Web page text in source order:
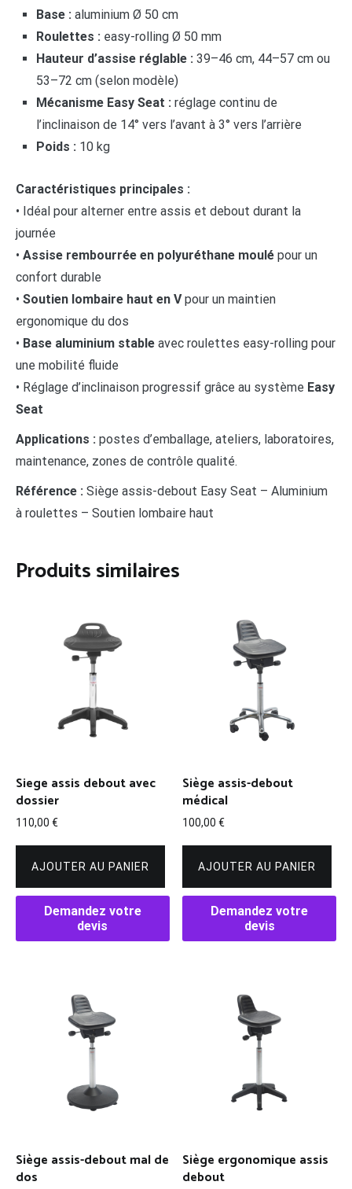
Base : aluminium Ø 50 cm
Roulettes : easy-rolling Ø 50 mm
Hauteur d’assise réglable : 39–46 cm, 44–57 cm ou
53–72 cm (selon modèle)
Mécanisme Easy Seat : réglage continu de
l’inclinaison de 14° vers l’avant à 3° vers l’arrière
Poids : 10 kg
Caractéristiques principales :
• Idéal pour alterner entre assis et debout durant la
journée
• Assise rembourrée en polyuréthane moulé pour un
confort durable
• Soutien lombaire haut en Vpour un maintien
ergonomique du dos
• Base aluminium stable avec roulettes easy-rolling pour
une mobilité fluide
• Réglage d’inclinaison progressif grâce au système Easy
Seat
Applications : postes d’emballage, ateliers, laboratoires,
maintenance, zones de contrôle qualité.
Référence : Siège assis-debout Easy Seat – Aluminium
à roulettes – Soutien lombaire haut
Produits similaires
Siege assis debout avec
dossier
110,00 €
AJOUTER AU PANIER
Demandez votre
devis
Siège assis-debout
médical
100,00€
AJOUTER AU PANIER
Demandez votre
devis
Siège assis-debout mal de
dos
Siège ergonomique assis
debout